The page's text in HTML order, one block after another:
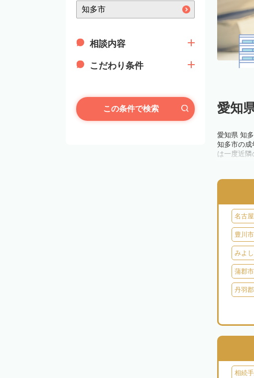
相談内容
こだわり条件
この条件で検索 愛知
愛知県 知
知多市の成
は一度近隣
名古
豊川市
みよ
蒲郡市
丹羽
相続